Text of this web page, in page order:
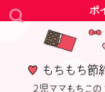
ポ